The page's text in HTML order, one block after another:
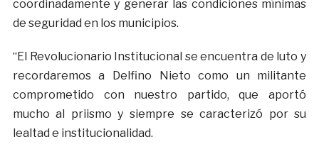
coordinadamente y generar las condiciones mínimas
de seguridad en los municipios.
“El Revolucionario Institucional se encuentra de luto y
recordaremos a Delfino Nieto como un militante
comprometido con nuestro partido, que aportó
mucho al priismo y siempre se caracterizó por su
lealtad e institucionalidad.